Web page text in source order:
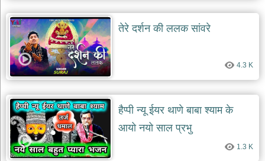
khatu
shaym
bhajans
रानी
सती
दादी
rani
sati
dadi
bhajans
बावा
लाल
तेरे दर्शन की ललक सांवरे
4.3 K
हैप्पी न्यू ईयर थाणे बाबा श्याम के
आयो नयो साल प्रभु
1.3 K